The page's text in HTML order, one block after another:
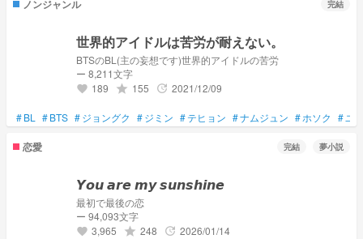
ノンジャンル 完結
世界的アイドルは苦労が耐えない。
BTSのBL(主の妄想です)世界的アイドルの苦労
ー 8,211文字
favorite 189 grade 155 update 2021/12/09
#BL #BTS #ジョングク #ジミン #テヒョン #ナムジュン #ホソク #ユ
恋愛 完結 夢小説
𝙔𝙤𝙪 𝙖𝙧𝙚 𝙢𝙮 𝙨𝙪𝙣𝙨𝙝𝙞𝙣𝙚
最初で最後の恋
ー 94,093文字
favorite 3,965 grade 248 update 2026/01/14